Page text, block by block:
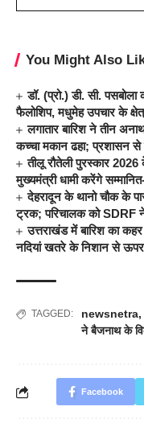
You Might Also
डॉ. (प्रो.) डी. सी.
फैलोशिप, मधुमेह उपचार के
लगातार बारिश ने तीन
कच्चा मकान ढहा; प्रशासन
तीलू रौतेली पुरस्कार
मुख्यमंत्री धामी करेंगे
देहरादून के थानो चौक के
ट्रक; परिचालक को SDRF
उत्तराखंड में बारिश का
नदियां खतरे के निशान से
TAGGED: newsnetra,
ने बैजनाथ के
Facebook